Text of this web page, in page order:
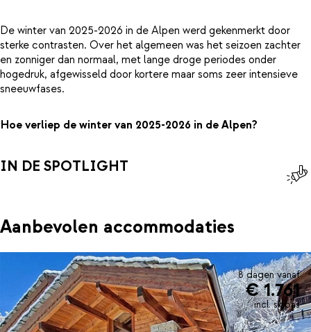
De winter van 2025-2026 in de Alpen werd gekenmerkt door
sterke contrasten. Over het algemeen was het seizoen zachter
en zonniger dan normaal, met lange droge periodes onder
hogedruk, afgewisseld door kortere maar soms zeer intensieve
sneeuwfases.
Hoe verliep de winter van 2025-2026 in de Alpen?
IN DE SPOTLIGHT
Aanbevolen accommodaties
8 dagen vanaf
€ 1.761
incl. skipas